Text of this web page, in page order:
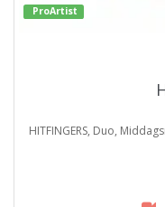
ProArtist
HITFINGERS, Duo,